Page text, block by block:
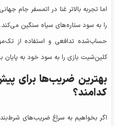
اما تجربه بالاتر غنا در اتمسفر جام
را به سود ستاره‌های سیاه سنگین
حساب‌شده تدافعی و استفاده از
کلین‌شیت بازی را به سود خود به پایان
بهترین ضریب‌ها برای
کدامند؟
اگر بخواهیم به سراغ ضریب‌های